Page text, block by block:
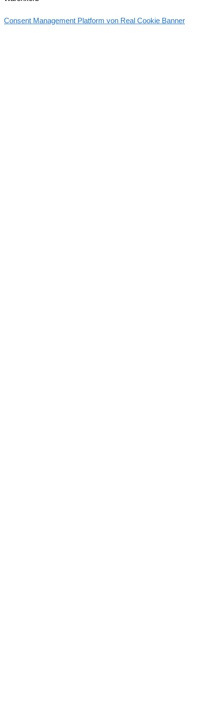
Consent Management Platform von Real Cookie Banner